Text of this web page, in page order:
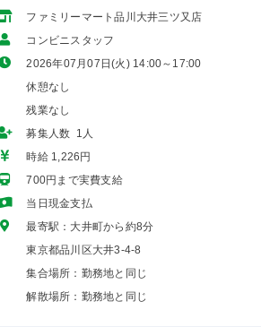
ファミリーマート品川大井三ツ又店
コンビニスタッフ
2026年07月07日(火) 14:00～17:00
休憩なし
残業なし
募集人数 1人
時給 1,226円
700円まで実費支給
当日現金支払
最寄駅：大井町から約8分
東京都品川区大井3-4-8
集合場所：勤務地と同じ
解散場所：勤務地と同じ